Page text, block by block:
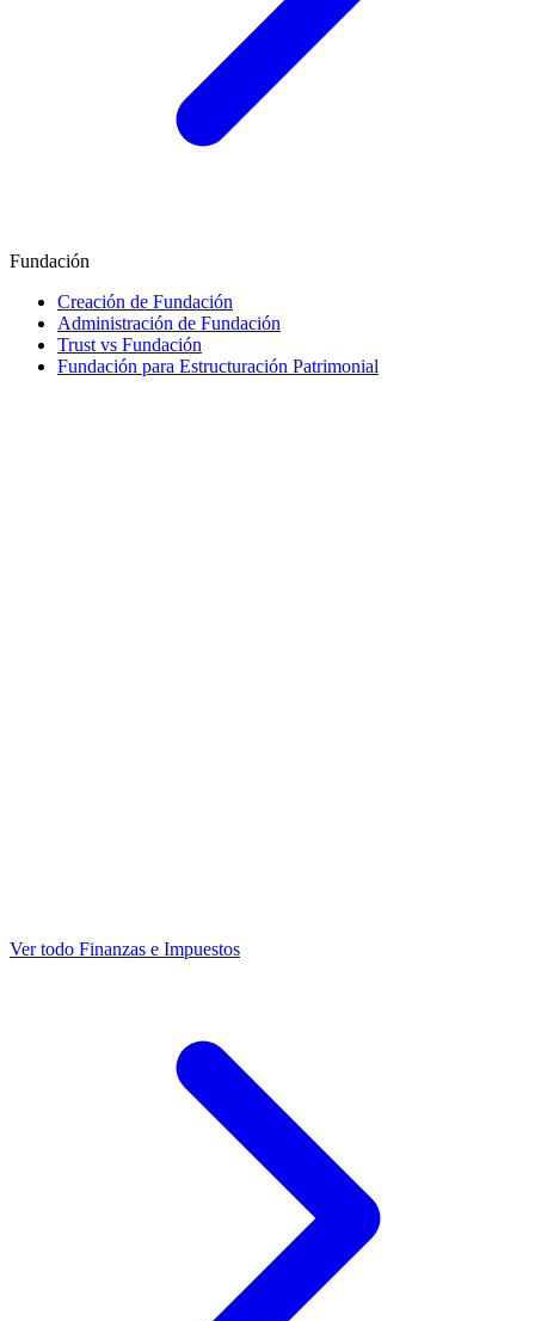
Fundación
Creación de Fundación
Administración de Fundación
Trust vs Fundación
Fundación para Estructuración Patrimonial
Ver todo Finanzas e Impuestos